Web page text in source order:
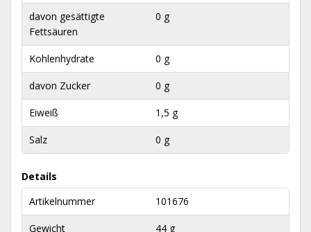
davon gesättigte
Fettsäuren
0 g
Kohlenhydrate 0 g
davon Zucker 0 g
Eiweiß 1,5 g
Salz 0 g
Details
Artikelnummer
101676
Gewicht 44 g